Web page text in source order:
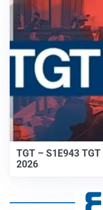
TGT – S1E943 TGT
2026